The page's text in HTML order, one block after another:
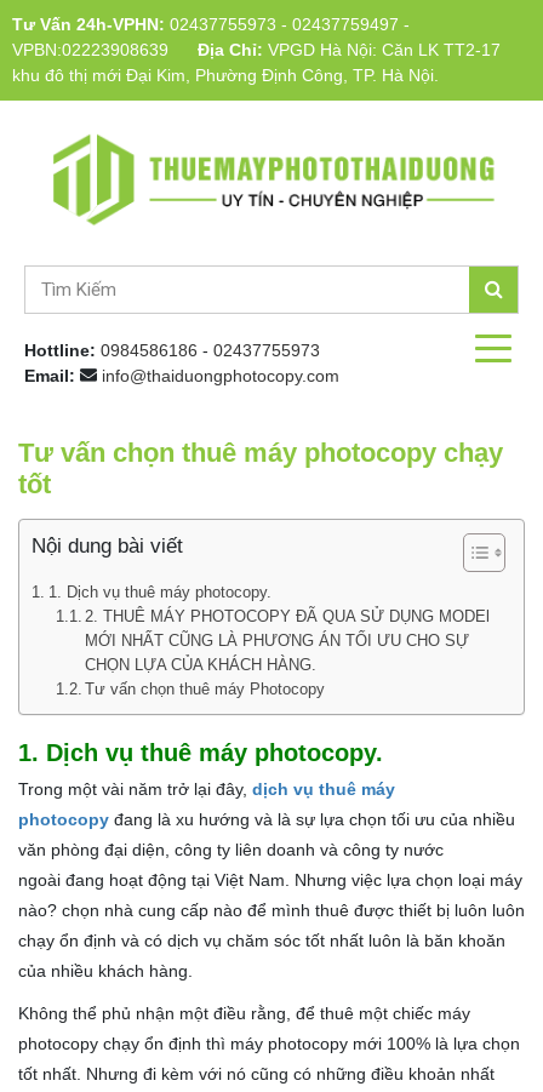
Tư Vấn 24h-VPHN: 02437755973 - 02437759497 -
VPBN:02223908639
Địa Chỉ: VPGD Hà Nội: Căn LK TT2-17
khu đô thị mới Đại Kim, Phường Định Công, TP. Hà Nội.
Hottline: 0984586186 - 02437755973
Email:
info@thaiduongphotocopy.com
Tư vấn chọn thuê máy photocopy chạy
tốt
Nội dung bài viết
1. Dịch vụ thuê máy photocopy.
2. THUÊ MÁY PHOTOCOPY ĐÃ QUA SỬ DỤNG MODEl
MỚI NHẤT CŨNG LÀ PHƯƠNG ÁN TỐI ƯU CHO SỰ
CHỌN LỰA CỦA KHÁCH HÀNG.
Tư vấn chọn thuê máy Photocopy
1. Dịch vụ thuê máy photocopy.
Trong một vài năm trở lại đây, dịch vụ thuê máy
photocopy đang là xu hướng và là sự lựa chọn tối ưu của nhiều
văn phòng đại diện, công ty liên doanh và công ty nước
ngoài đang hoạt động tại Việt Nam. Nhưng việc lựa chọn loại máy
nào? chọn nhà cung cấp nào để mình thuê được thiết bị luôn luôn
chạy ổn định và có dịch vụ chăm sóc tốt nhất luôn là băn khoăn
của nhiều khách hàng.
Không thể phủ nhận một điều rằng, để thuê một chiếc máy
photocopy chạy ổn định thì máy photocopy mới 100% là lựa chọn
tốt nhất. Nhưng đi kèm với nó cũng có những điều khoản nhất